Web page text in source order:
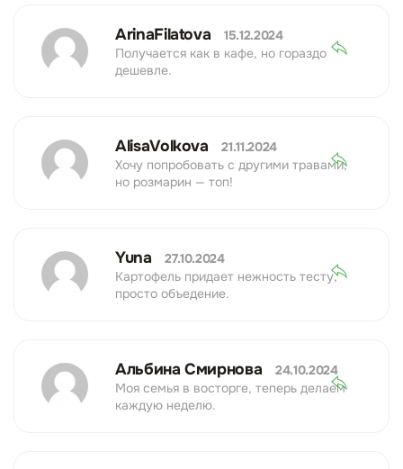
ArinaFilatova
15.12.2024
Получается как в кафе, но гораздо
дешевле.
AlisaVolkova
21.11.2024
Хочу попробовать с другими травами,
но розмарин — топ!
Yuna
27.10.2024
Картофель придает нежность тесту,
просто объедение.
Альбина Смирнова
24.10.2024
Моя семья в восторге, теперь делаем
каждую неделю.